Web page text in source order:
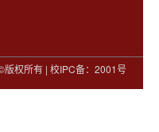
权所有 | 校IPC备：2001号